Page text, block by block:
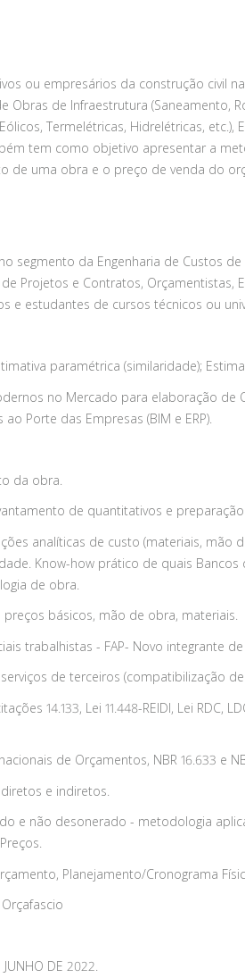
ou empresários da construção civil
Obras de Infraestrutura (Saneamento,
Termelétricas, Hidrelétricas, etc.),
tem como objetivo apresentar a
de uma obra e o preço de venda do
segmento da Engenharia de Custos
Projetos e Contratos, Orçamentistas,
e estudantes de cursos técnicos ou
paramétrica (similaridade);
no Mercado para elaboração de
Porte das Empresas (BIM e ERP).
da obra.
de quantitativos e
analíticas de custo (materiais, mão
Know-how prático de quais
de obra.
básicos, mão de obra, materiais.
trabalhistas - FAP- Novo integrante de
de terceiros (compatibilização
14.133, Lei 11.448-REIDI, Lei RDC,
de Orçamentos, NBR 16.633 e
e indiretos.
e não desonerado - metodologia
Planejamento/Cronograma
DE 2022.